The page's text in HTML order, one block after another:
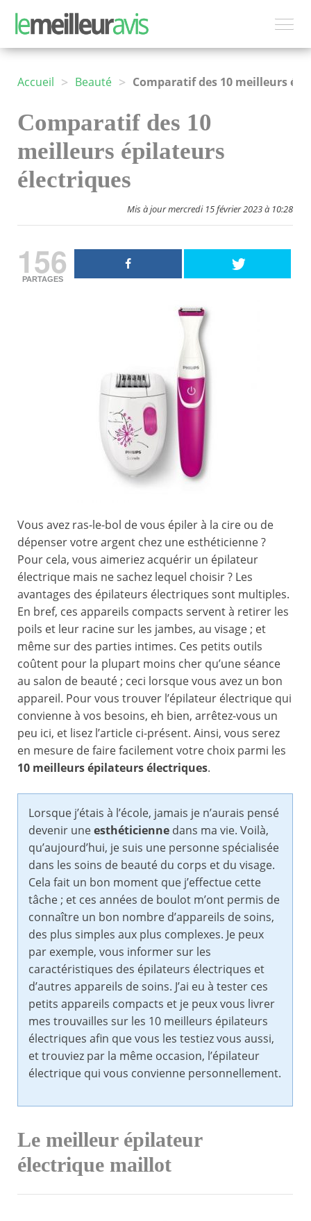
Accueil > Beauté >
Comparatif des 10
meilleurs épilateurs
électriques
Mis à jour mercredi 15 février 2023 à 10:28
156
PARTAGES
Vous avez ras-le-bol de vous épiler à la cire ou de
dépenser votre argent chez une esthéticienne ?
Pour cela, vous aimeriez acquérir un épilateur
électrique mais ne sachez lequel choisir ? Les
avantages des épilateurs électriques sont multiples.
En bref, ces appareils compacts servent à retirer les
poils et leur racine sur les jambes, au visage ; et
même sur des parties intimes. Ces petits outils
coûtent pour la plupart moins cher qu’une séance
au salon de beauté ; ceci lorsque vous avez un bon
appareil. Pour vous trouver l’épilateur électrique qui
convienne à vos besoins, eh bien, arrêtez-vous un
peu ici, et lisez l’article ci-présent. Ainsi, vous serez
en mesure de faire facilement votre choix parmi les
10 meilleurs épilateurs électriques.
Lorsque j’étais à l’école, jamais je n’aurais pensé
devenir uneesthéticienne dans ma vie. Voilà,
qu’aujourd’hui, je suis une personne spécialisée
dans les soins de beauté du corps et du visage.
Cela fait un bon moment que j’effectue cette
tâche ; et ces années de boulot m’ont permis de
connaître un bon nombre d’appareils de soins,
des plus simples aux plus complexes. Je peux
par exemple, vous informer sur les
caractéristiques des épilateurs électriques et
d’autres appareils de soins. J’ai eu à tester ces
petits appareils compacts et je peux vous livrer
mes trouvailles sur les 10 meilleurs épilateurs
électriques afin que vous les testiez vous aussi,
et trouviez par la même occasion, l’épilateur
électrique qui vous convienne personnellement.
Le meilleur épilateur
électrique maillot